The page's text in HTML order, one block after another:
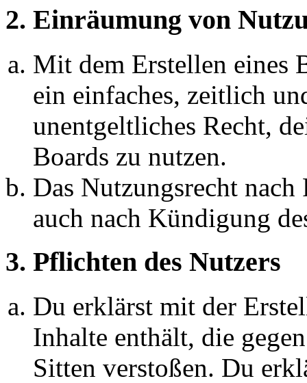
2. Einräumung von
Mit dem Erstellen eines
ein einfaches, zeitlich
unentgeltliches Recht,
Boards zu nutzen.
Das Nutzungsrecht
auch nach Kündigung
3. Pflichten des Nutzers
Du erklärst mit der
Inhalte enthält, die
Sitten verstoßen. Du